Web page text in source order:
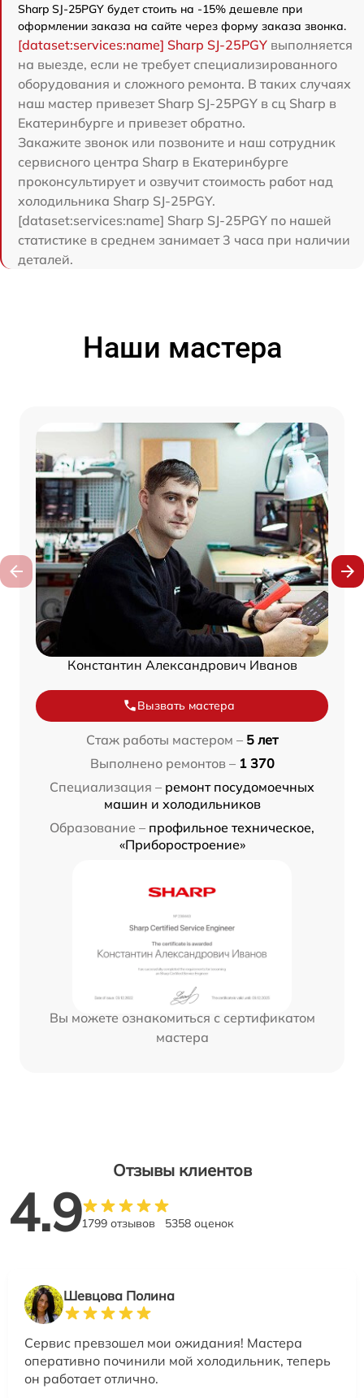
Sharp SJ-25PGY будет стоить на -15% дешевле при
оформлении заказа на сайте через форму заказа звонка.
[dataset:services:name] Sharp SJ-25PGY выполняется
на выезде, если не требует специализированного
оборудования и сложного ремонта. В таких случаях
наш мастер привезет Sharp SJ-25PGY в сц Sharp в
Екатеринбурге и привезет обратно.
Закажите звонок или позвоните и наш сотрудник
сервисного центра Sharp в Екатеринбурге
проконсультирует и озвучит стоимость работ над
холодильника Sharp SJ-25PGY.
[dataset:services:name] Sharp SJ-25PGY по нашей
статистике в среднем занимает 3 часа при наличии
деталей.
Наши мастера
Константин Александрович Иванов
Вызвать мастера
Стаж работы мастером – 5 лет
Выполнено ремонтов – 1 370
Специализация – ремонт посудомоечных
машин и холодильников
Образование – профильное техническое,
«Приборостроение»
Вы можете ознакомиться с сертификатом
мастера
Отзывы клиентов
4.91799 отзывов 5358 оценок
Шевцова Полина
Сервис превзошел мои ожидания! Мастера
оперативно починили мой холодильник, теперь
он работает отлично.